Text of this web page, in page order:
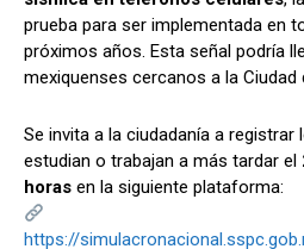
prueba para ser implementada en
próximos años. Esta señal podría
mexiquenses cercanos a la Ciudad
Se invita a la ciudadanía a registrar
estudian o trabajan a más tardar el
horas en la siguiente plataforma:
https://